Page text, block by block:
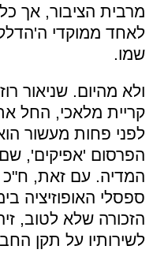
מרבית הציבור, אך
לאחד ממוקדי
שמו.
ולא מהיום. שניאור
קריית מלאכי, החל
לפני פחות מעשור
הפרסום 'אפיקים',
המדיה. עם זאת,
ספסלי האופוזיציה
הזכורה שלא לטוב,
לשירותיו על תקן